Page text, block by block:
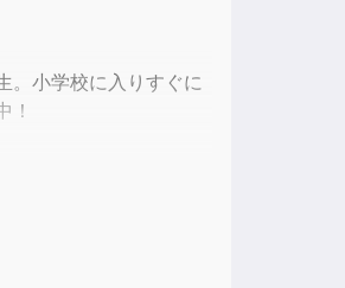
。小学校に入りすぐに
！